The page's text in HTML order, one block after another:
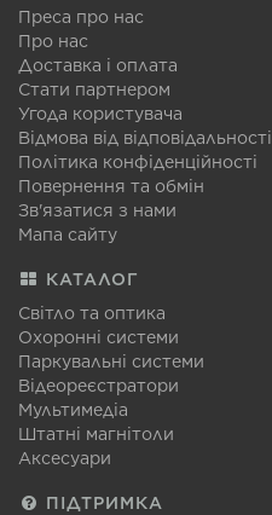
Преса про нас
Про нас
Доставка і оплата
Стати партнером
Угода користувача
Відмова від відповідальності
Політика конфіденційності
Повернення та обмін
Зв'язатися з нами
Мапа сайту
КАТАЛОГ
Світло та оптика
Охоронні системи
Паркувальні системи
Відеореєстратори
Мультимедіа
Штатні магнітоли
Аксесуари
ПІДТРИМКА